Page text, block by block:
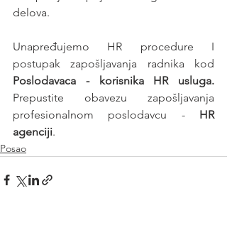
delova.
Unapređujemo HR procedure I
Prepustite obavezu zapošljavanja
profesionalnom poslodavcu - HR
agenciji.
Posao